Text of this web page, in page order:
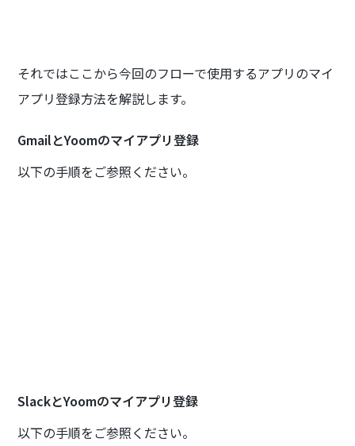
それではここから今回のフローで使用するアプリのマイ
アプリ登録方法を解説します。
GmailとYoomのマイアプリ登録
以下の手順をご参照ください。
SlackとYoomのマイアプリ登録
以下の手順をご参照ください。